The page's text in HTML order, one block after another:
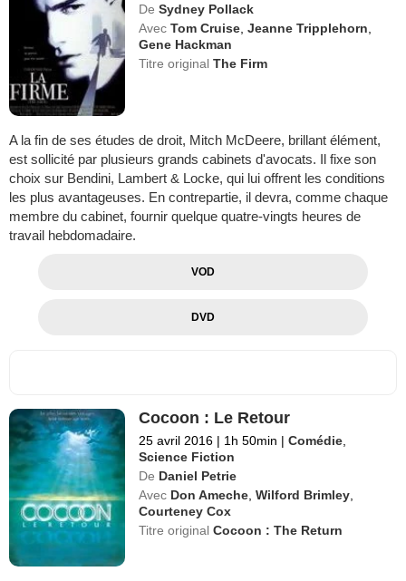
De Sydney Pollack
Avec Tom Cruise ,Jeanne Tripplehorn
Gene Hackman
Titre originalThe Firm
A la fin de ses études de droit, Mitch McDeere, brillant élément,
est sollicité par plusieurs grands cabinets d'avocats. Il fixe son
choix sur Bendini, Lambert & Locke, qui lui offrent les conditions
les plus avantageuses. En contrepartie, il devra, comme chaque
membre du cabinet, fournir quelque quatre-vingts heures de
travail hebdomadaire.
VOD
DVD
Cocoon : Le Retour
25 avril 2016 | 1h 50min | Comédie
Science Fiction
De Daniel Petrie
Avec Don Ameche ,Wilford Brimley
Courteney Cox
Titre originalCocoon : The Return